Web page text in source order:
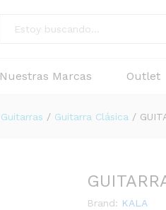
Nuestras Marcas Outlet
Guitarras / Guitarra Clásica /
Brand: KALA